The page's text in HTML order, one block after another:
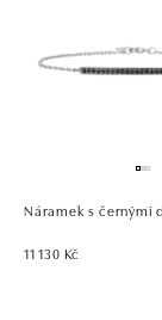
Náramek s černými
11 130 Kč